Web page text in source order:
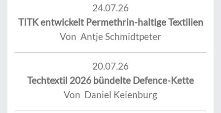
24.07.26
TITK entwickelt Permethrin-haltige Textilien
Von Antje Schmidtpeter
20.07.26
Techtextil 2026 bündelte Defence-Kette
Von Daniel Keienburg